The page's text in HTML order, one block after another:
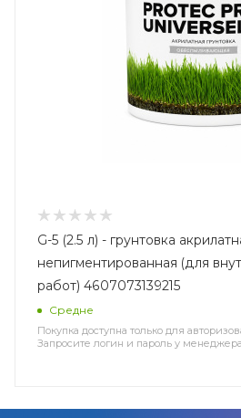
G-5 (2.5 л) - грунтовка
непигментированная (для
работ) 4607073139215
Средне
Покупка доступна только для
Запросите логин и пароль у